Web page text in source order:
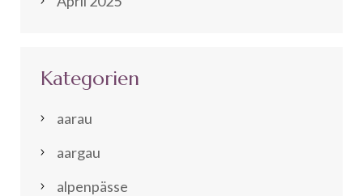
Kategorien
aarau
aargau
alpenpässe